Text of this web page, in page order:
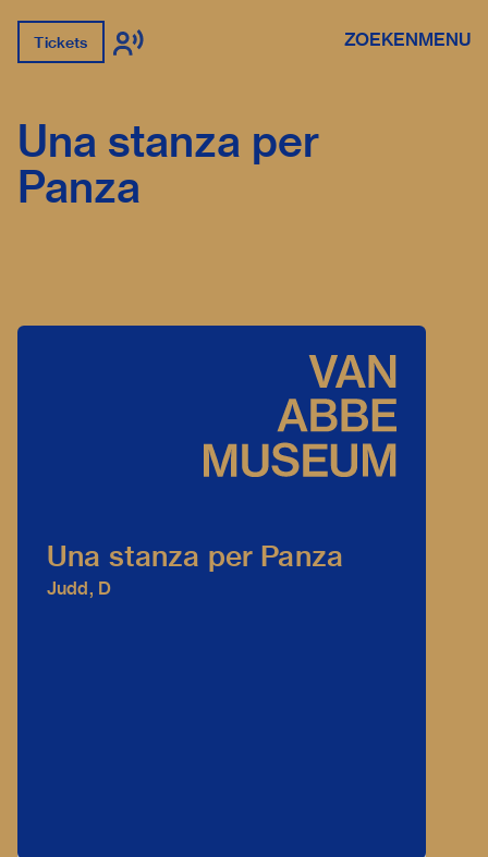
Tickets ZOEKENMENU
Una stanza per
Panza
Una stanza per Panza
Judd, D